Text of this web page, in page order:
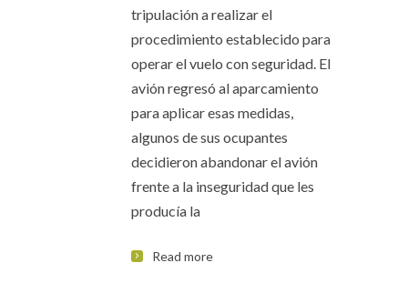
tripulación a realizar el
procedimiento establecido para
operar el vuelo con seguridad. El
avión regresó al aparcamiento
para aplicar esas medidas,
algunos de sus ocupantes
decidieron abandonar el avión
frente a la inseguridad que les
producía la
Read more